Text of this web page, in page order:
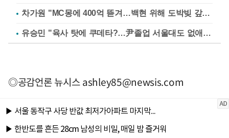
차가원 "MC몽에 400억 뜯겨…백현 위해 도박빚 갚아줘"
유승민 "육사 탓에 쿠데타?…尹졸업 서울대도 없애나"
◎공감언론 뉴시스ashley85@newsis.com